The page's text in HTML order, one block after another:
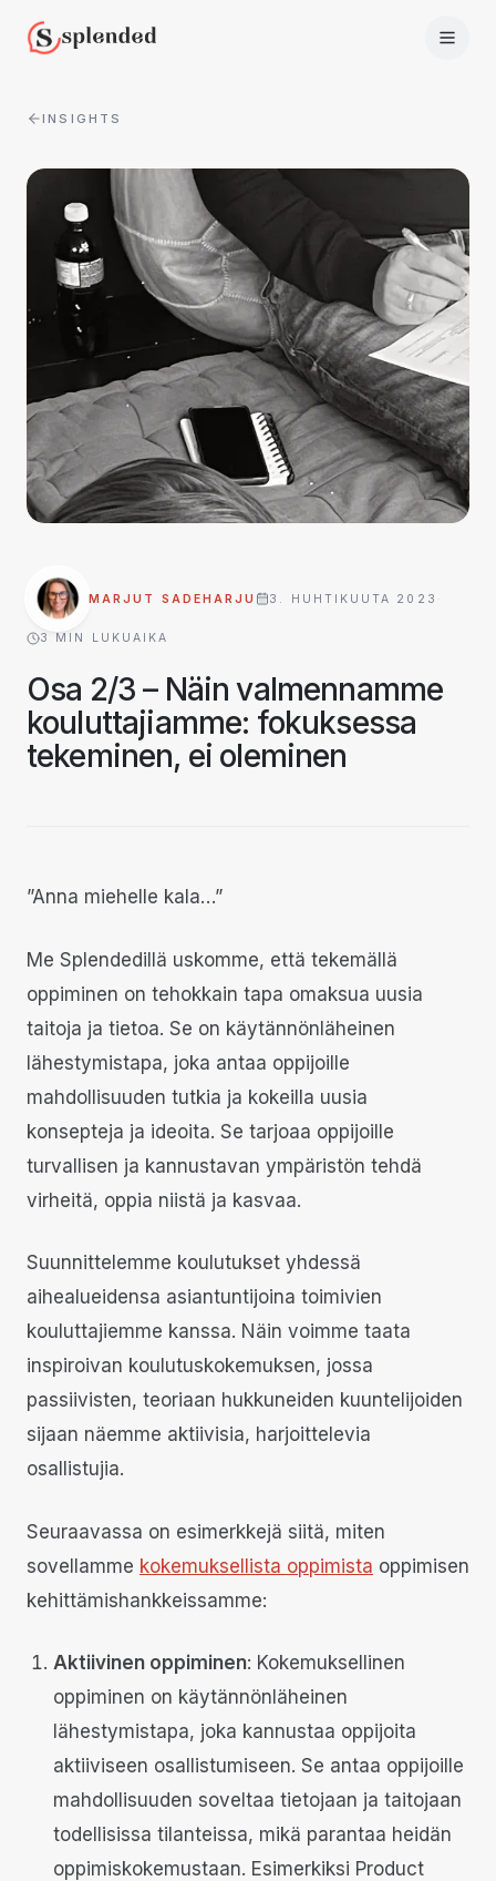
INSIGHTS
MARJUT SADEHARJU 3. HUHTIKUUTA 2023
3 MIN LUKUAIKA
Osa 2/3 – Näin valmennamme
kouluttajiamme: fokuksessa
tekeminen, ei oleminen
”Anna miehelle kala…”
Me Splendedillä uskomme, että tekemällä
oppiminen on tehokkain tapa omaksua uusia
taitoja ja tietoa. Se on käytännönläheinen
lähestymistapa, joka antaa oppijoille
mahdollisuuden tutkia ja kokeilla uusia
konsepteja ja ideoita. Se tarjoaa oppijoille
turvallisen ja kannustavan ympäristön tehdä
virheitä, oppia niistä ja kasvaa.
Suunnittelemme koulutukset yhdessä
aihealueidensa asiantuntijoina toimivien
kouluttajiemme kanssa. Näin voimme taata
inspiroivan koulutuskokemuksen, jossa
passiivisten, teoriaan hukkuneiden kuuntelijoiden
sijaan näemme aktiivisia, harjoittelevia
osallistujia.
Seuraavassa on esimerkkejä siitä, miten
sovellamme kokemuksellista oppimista oppimisen
kehittämishankkeissamme:
Aktiivinen oppiminen: Kokemuksellinen
oppiminen on käytännönläheinen
lähestymistapa, joka kannustaa oppijoita
aktiiviseen osallistumiseen. Se antaa oppijoille
mahdollisuuden soveltaa tietojaan ja taitojaan
todellisissa tilanteissa, mikä parantaa heidän
oppimiskokemustaan. Esimerkiksi Product